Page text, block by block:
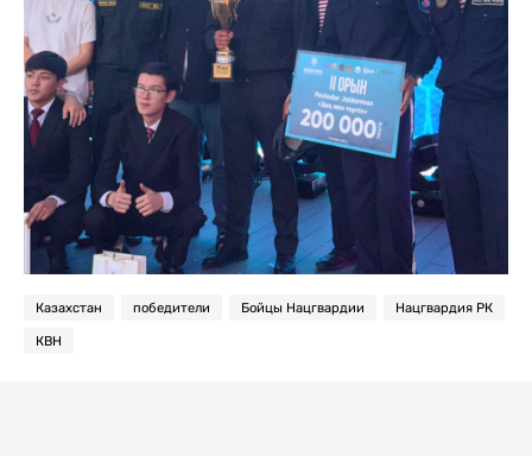
Казахстан победители Бойцы Нацгвардии Нацгвардия РК
КВН